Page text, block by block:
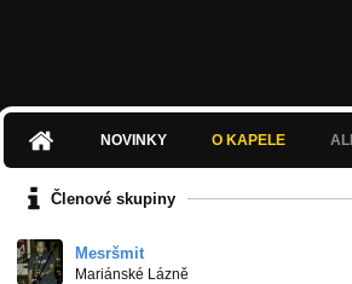
NOVINKY O KAPELE
Členové skupiny
Mesršmit
Mariánské Lázně